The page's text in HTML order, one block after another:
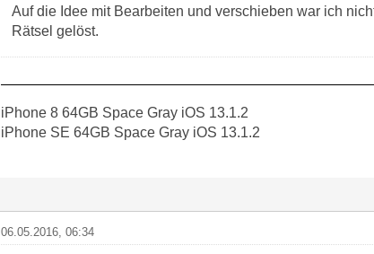
Auf die Idee mit Bearbeiten und verschieben war ich
Rätsel gelöst.
iPhone 8 64GB Space Gray iOS 13.1.2
iPhone SE 64GB Space Gray iOS 13.1.2
06.05.2016, 06:34